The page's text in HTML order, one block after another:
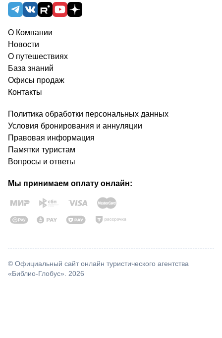
О Компании
Новости
О путешествиях
База знаний
Офисы продаж
Контакты
Политика обработки персональных данных
Условия бронирования и аннуляции
Правовая информация
Памятки туристам
Вопросы и ответы
Мы принимаем оплату онлайн:
© Официальный сайт онлайн туристического агентства
«Библио-Глобус». 2026